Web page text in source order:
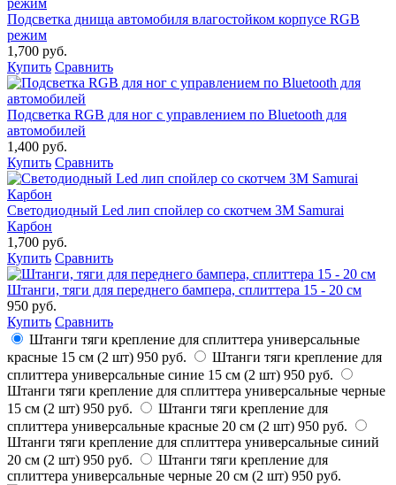
Подсветка днища автомобиля влагостойком корпусе RGB
режим
1,700 руб.
Купить Сравнить
Подсветка RGB для ног с управлением по Bluetooth для
автомобилей
1,400 руб.
Купить Сравнить
Светодиодный Led лип спойлер со скотчем 3М Samurai
Карбон
1,700 руб.
Купить Сравнить
Штанги, тяги для переднего бампера, сплиттера 15 - 20 см
950 руб.
Купить Сравнить
Штанги тяги крепление для сплиттера универсальные
красные 15 см (2 шт) 950 руб.
Штанги тяги крепление для
сплиттера универсальные синие 15 см (2 шт) 950 руб.
Штанги тяги крепление для сплиттера универсальные черные
15 см (2 шт) 950 руб.
Штанги тяги крепление для
сплиттера универсальные красные 20 см (2 шт) 950 руб.
Штанги тяги крепление для сплиттера универсальные синий
20 см (2 шт) 950 руб.
Штанги тяги крепление для
сплиттера универсальные черные 20 см (2 шт) 950 руб.